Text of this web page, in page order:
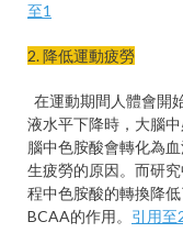
至1
2. 降低運動疲勞
在運動期間人體會開
液水平下降時，大腦
腦中色胺酸會轉化為
生疲勞的原因。而研
程中色胺酸的轉換降
BCAA的作用。 引用至